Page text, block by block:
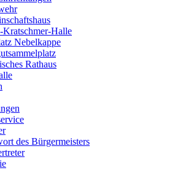
Kratschmer-Halle
Nebelkappe
Rathaus
des Bürgermeisters